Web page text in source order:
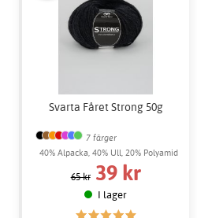
Svarta Fåret Strong 50g
7 färger
40% Alpacka, 40% Ull, 20% Polyamid
65 kr 39 kr
I lager